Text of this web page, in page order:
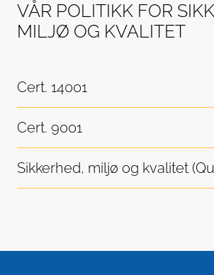
VÅR POLITIKK FOR
MILJØ OG KVALITET
Cert. 14001
Cert. 9001
Sikkerhed, miljø og kvalitet